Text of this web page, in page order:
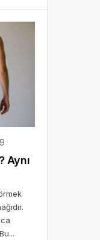
Aynı